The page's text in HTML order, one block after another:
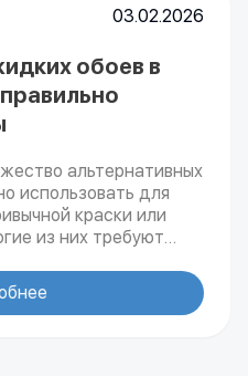
03.02.2026
обоев в
альтернативных
использовать для
краски или
из них требуют
штукатурки нужно
Самый простой